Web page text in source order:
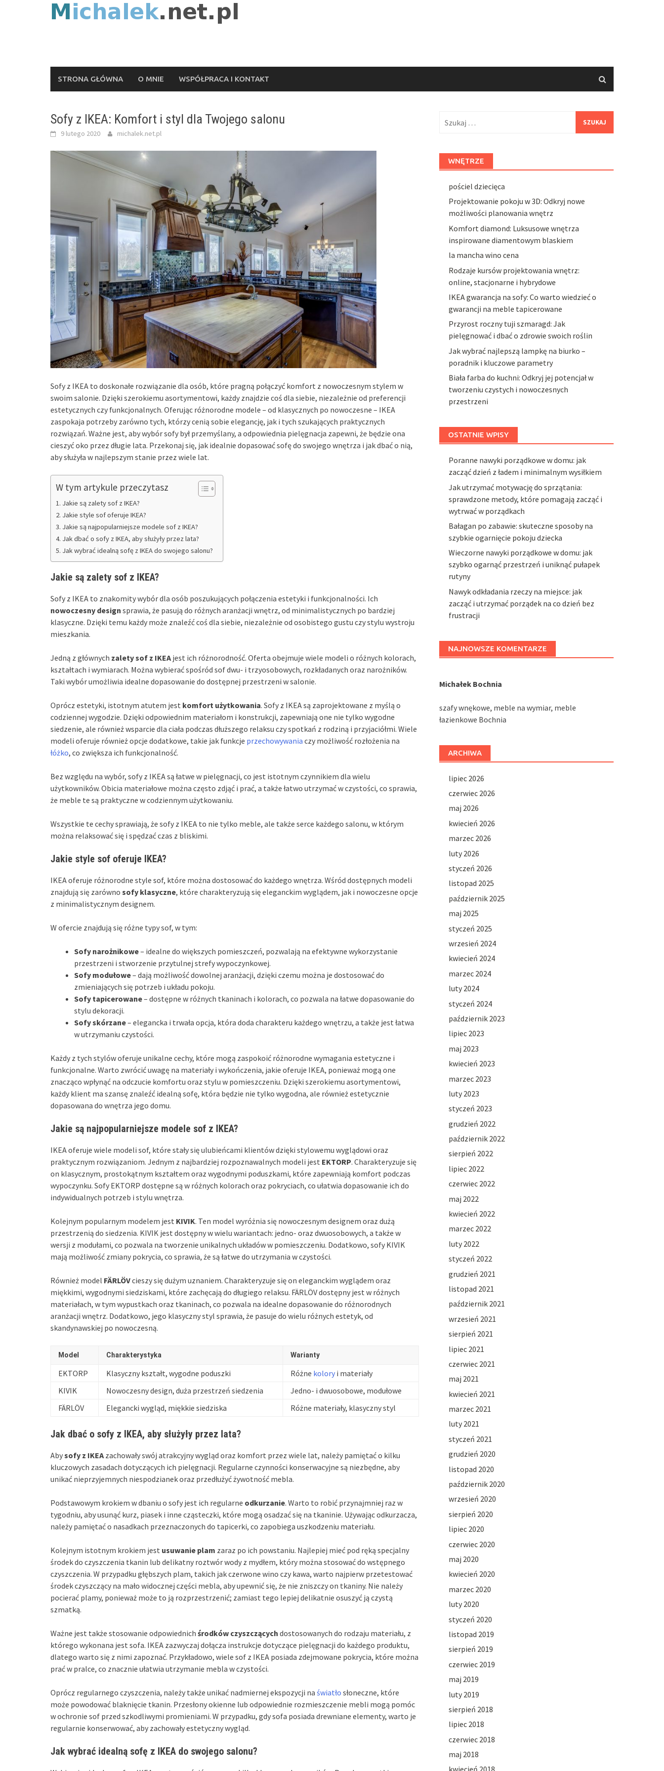
STRONA GŁÓWNA O MNIE WSPÓŁPRACA I KONTAKT
Sofy z IKEA: Komfort i styl dla Twojego salonu
9 lutego 2020 michalek.net.pl
Sofy z IKEA to doskonałe rozwiązanie dla osób, które pragną połączyć komfort z nowoczesnym stylem w
swoim salonie. Dzięki szerokiemu asortymentowi, każdy znajdzie coś dla siebie, niezależnie od preferencji
estetycznych czy funkcjonalnych. Oferując różnorodne modele – od klasycznych po nowoczesne – IKEA
zaspokaja potrzeby zarówno tych, którzy cenią sobie elegancję, jak i tych szukających praktycznych
rozwiązań. Ważne jest, aby wybór sofy był przemyślany, a odpowiednia pielęgnacja zapewni, że będzie ona
cieszyć oko przez długie lata. Przekonaj się, jak idealnie dopasować sofę do swojego wnętrza i jak dbać o nią,
aby służyła w najlepszym stanie przez wiele lat.
W tym artykule przeczytasz
Jakie są zalety sof z IKEA?
Jakie style sof oferuje IKEA?
Jakie są najpopularniejsze modele sof z IKEA?
Jak dbać o sofy z IKEA, aby służyły przez lata?
Jak wybrać idealną sofę z IKEA do swojego salonu?
Jakie są zalety sof z IKEA?
Sofy z IKEA to znakomity wybór dla osób poszukujących połączenia estetyki i funkcjonalności. Ich
nowoczesny design sprawia, że pasują do różnych aranżacji wnętrz, od minimalistycznych po bardziej
klasyczne. Dzięki temu każdy może znaleźć coś dla siebie, niezależnie od osobistego gustu czy stylu wystroju
mieszkania.
Jedną z głównych zalety sof z IKEA jest ich różnorodność. Oferta obejmuje wiele modeli o różnych kolorach,
kształtach i wymiarach. Można wybierać spośród sof dwu- i trzyosobowych, rozkładanych oraz narożników.
Taki wybór umożliwia idealne dopasowanie do dostępnej przestrzeni w salonie.
Oprócz estetyki, istotnym atutem jest komfort użytkowania. Sofy z IKEA są zaprojektowane z myślą o
codziennej wygodzie. Dzięki odpowiednim materiałom i konstrukcji, zapewniają one nie tylko wygodne
siedzenie, ale również wsparcie dla ciała podczas dłuższego relaksu czy spotkań z rodziną i przyjaciółmi. Wiele
modeli oferuje również opcje dodatkowe, takie jak funkcje przechowywania czy możliwość rozłożenia na
łóżko, co zwiększa ich funkcjonalność.
Bez względu na wybór, sofy z IKEA są łatwe w pielęgnacji, co jest istotnym czynnikiem dla wielu
użytkowników. Obicia materiałowe można często zdjąć i prać, a także łatwo utrzymać w czystości, co sprawia,
że meble te są praktyczne w codziennym użytkowaniu.
Wszystkie te cechy sprawiają, że sofy z IKEA to nie tylko meble, ale także serce każdego salonu, w którym
można relaksować się i spędzać czas z bliskimi.
Jakie style sof oferuje IKEA?
IKEA oferuje różnorodne style sof, które można dostosować do każdego wnętrza. Wśród dostępnych modeli
znajdują się zarówno sofy klasyczne, które charakteryzują się eleganckim wyglądem, jak i nowoczesne opcje
z minimalistycznym designem.
W ofercie znajdują się różne typy sof, w tym:
Sofy narożnikowe– idealne do większych pomieszczeń, pozwalają na efektywne wykorzystanie
przestrzeni i stworzenie przytulnej strefy wypoczynkowej.
Sofy modułowe– dają możliwość dowolnej aranżacji, dzięki czemu można je dostosować do
zmieniających się potrzeb i układu pokoju.
Sofy tapicerowane– dostępne w różnych tkaninach i kolorach, co pozwala na łatwe dopasowanie do
stylu dekoracji.
Sofy skórzane– elegancka i trwała opcja, która doda charakteru każdego wnętrzu, a także jest łatwa
w utrzymaniu czystości.
Każdy z tych stylów oferuje unikalne cechy, które mogą zaspokoić różnorodne wymagania estetyczne i
funkcjonalne. Warto zwrócić uwagę na materiały i wykończenia, jakie oferuje IKEA, ponieważ mogą one
znacząco wpłynąć na odczucie komfortu oraz stylu w pomieszczeniu. Dzięki szerokiemu asortymentowi,
każdy klient ma szansę znaleźć idealną sofę, która będzie nie tylko wygodna, ale również estetycznie
dopasowana do wnętrza jego domu.
Jakie są najpopularniejsze modele sof z IKEA?
IKEA oferuje wiele modeli sof, które stały się ulubieńcami klientów dzięki stylowemu wyglądowi oraz
praktycznym rozwiązaniom. Jednym z najbardziej rozpoznawalnych modeli jest EKTORP. Charakteryzuje się
on klasycznym, prostokątnym kształtem oraz wygodnymi poduszkami, które zapewniają komfort podczas
wypoczynku. Sofy EKTORP dostępne są w różnych kolorach oraz pokryciach, co ułatwia dopasowanie ich do
indywidualnych potrzeb i stylu wnętrza.
Kolejnym popularnym modelem jest KIVIK. Ten model wyróżnia się nowoczesnym designem oraz dużą
przestrzenią do siedzenia. KIVIK jest dostępny w wielu wariantach: jedno- oraz dwuosobowych, a także w
wersji z modułami, co pozwala na tworzenie unikalnych układów w pomieszczeniu. Dodatkowo, sofy KIVIK
mają możliwość zmiany pokrycia, co sprawia, że są łatwe do utrzymania w czystości.
Również model FÄRLÖVcieszy się dużym uznaniem. Charakteryzuje się on eleganckim wyglądem oraz
miękkimi, wygodnymi siedziskami, które zachęcają do długiego relaksu. FÄRLÖV dostępny jest w różnych
materiałach, w tym wypustkach oraz tkaninach, co pozwala na idealne dopasowanie do różnorodnych
aranżacji wnętrz. Dodatkowo, jego klasyczny styl sprawia, że pasuje do wielu różnych estetyk, od
skandynawskiej po nowoczesną.
Model Charakterystyka Warianty
EKTORP Klasyczny kształt, wygodne poduszki Różne kolory i materiały
KIVIK
Nowoczesny design, duża przestrzeń siedzenia
Jedno- i dwuosobowe, modułowe
FÄRLÖV
Elegancki wygląd, miękkie siedziska Różne materiały, klasyczny styl
Jak dbać o sofy z IKEA, aby służyły przez lata?
Abysofy z IKEA zachowały swój atrakcyjny wygląd oraz komfort przez wiele lat, należy pamiętać o kilku
kluczowych zasadach dotyczących ich pielęgnacji. Regularne czynności konserwacyjne są niezbędne, aby
unikać nieprzyjemnych niespodzianek oraz przedłużyć żywotność mebla.
Podstawowym krokiem w dbaniu o sofy jest ich regularne odkurzanie. Warto to robić przynajmniej raz w
tygodniu, aby usunąć kurz, piasek i inne cząsteczki, które mogą osadzać się na tkaninie. Używając odkurzacza,
należy pamiętać o nasadkach przeznaczonych do tapicerki, co zapobiega uszkodzeniu materiału.
Kolejnym istotnym krokiem jest usuwanie plam zaraz po ich powstaniu. Najlepiej mieć pod ręką specjalny
środek do czyszczenia tkanin lub delikatny roztwór wody z mydłem, który można stosować do wstępnego
czyszczenia. W przypadku głębszych plam, takich jak czerwone wino czy kawa, warto najpierw przetestować
środek czyszczący na mało widocznej części mebla, aby upewnić się, że nie zniszczy on tkaniny. Nie należy
pocierać plamy, ponieważ może to ją rozprzestrzenić; zamiast tego lepiej delikatnie osuszyć ją czystą
szmatką.
Ważne jest także stosowanie odpowiednich środków czyszczących dostosowanych do rodzaju materiału, z
którego wykonana jest sofa. IKEA zazwyczaj dołącza instrukcje dotyczące pielęgnacji do każdego produktu,
dlatego warto się z nimi zapoznać. Przykładowo, wiele sof z IKEA posiada zdejmowane pokrycia, które można
prać w pralce, co znacznie ułatwia utrzymanie mebla w czystości.
Oprócz regularnego czyszczenia, należy także unikać nadmiernej ekspozycji na światło słoneczne, które
może powodować blaknięcie tkanin. Przesłony okienne lub odpowiednie rozmieszczenie mebli mogą pomóc
w ochronie sof przed szkodliwymi promieniami. W przypadku, gdy sofa posiada drewniane elementy, warto je
regularnie konserwować, aby zachowały estetyczny wygląd.
Jak wybrać idealną sofę z IKEA do swojego salonu?
WNĘTRZE
pościel dziecięca
Projektowanie pokoju w 3D: Odkryj nowe
możliwości planowania wnętrz
Komfort diamond: Luksusowe wnętrza
inspirowane diamentowym blaskiem
la mancha wino cena
Rodzaje kursów projektowania wnętrz:
online, stacjonarne i hybrydowe
IKEA gwarancja na sofy: Co warto wiedzieć o
gwarancji na meble tapicerowane
Przyrost roczny tuji szmaragd: Jak
pielęgnować i dbać o zdrowie swoich roślin
Jak wybrać najlepszą lampkę na biurko –
poradnik i kluczowe parametry
Biała farba do kuchni: Odkryj jej potencjał w
tworzeniu czystych i nowoczesnych
przestrzeni
OSTATNIE WPISY
Poranne nawyki porządkowe w domu: jak
zacząć dzień z ładem i minimalnym wysiłkiem
Jak utrzymać motywację do sprzątania:
sprawdzone metody, które pomagają zacząć i
wytrwać w porządkach
Bałagan po zabawie: skuteczne sposoby na
szybkie ogarnięcie pokoju dziecka
Wieczorne nawyki porządkowe w domu: jak
szybko ogarnąć przestrzeń i uniknąć pułapek
rutyny
Nawyk odkładania rzeczy na miejsce: jak
zacząć i utrzymać porządek na co dzień bez
frustracji
NAJNOWSZE KOMENTARZE
Michałek Bochnia
szafy wnękowe, meble na wymiar, meble
łazienkowe Bochnia
ARCHIWA
lipiec 2026
czerwiec 2026
maj 2026
kwiecień 2026
marzec 2026
luty 2026
styczeń 2026
listopad 2025
październik 2025
maj 2025
styczeń 2025
wrzesień 2024
kwiecień 2024
marzec 2024
luty 2024
styczeń 2024
październik 2023
lipiec 2023
maj 2023
kwiecień 2023
marzec 2023
luty 2023
styczeń 2023
grudzień 2022
październik 2022
sierpień 2022
lipiec 2022
czerwiec 2022
maj 2022
kwiecień 2022
marzec 2022
luty 2022
styczeń 2022
grudzień 2021
listopad 2021
październik 2021
wrzesień 2021
sierpień 2021
lipiec 2021
czerwiec 2021
maj 2021
kwiecień 2021
marzec 2021
luty 2021
styczeń 2021
grudzień 2020
listopad 2020
październik 2020
wrzesień 2020
sierpień 2020
lipiec 2020
czerwiec 2020
maj 2020
kwiecień 2020
marzec 2020
luty 2020
styczeń 2020
listopad 2019
sierpień 2019
czerwiec 2019
maj 2019
luty 2019
sierpień 2018
lipiec 2018
czerwiec 2018
maj 2018